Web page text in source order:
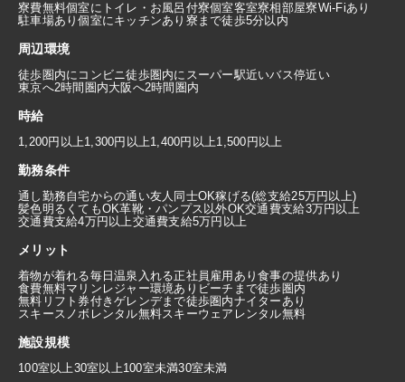
寮費無料個室にトイレ・お風呂付寮個室客室寮相部屋寮Wi-Fiあり
駐車場あり個室にキッチンあり 寮まで徒歩5分以内
周辺環境
徒歩圏内にコンビニ徒歩圏内にスーパー駅近いバス停近い
東京へ2時間圏内大阪へ2時間圏内
時給
1,200円以上1,300円以上1,400円以上1,500円以上
勤務条件
通し勤務自宅からの通い友人同士OK稼げる(総支給25万円以上)
髪色明るくてもOK革靴・パンプス以外OK交通費支給3万円以上
交通費支給4万円以上交通費支給5万円以上
メリット
着物が着れる毎日温泉入れる正社員雇用あり食事の提供あり
食費無料マリンレジャー環境あり ビーチまで徒歩圏内
無料リフト券付きゲレンデまで徒歩圏内ナイターあり
スキースノボレンタル無料スキーウェアレンタル無料
施設規模
100室以上30室以上100室未満30室未満